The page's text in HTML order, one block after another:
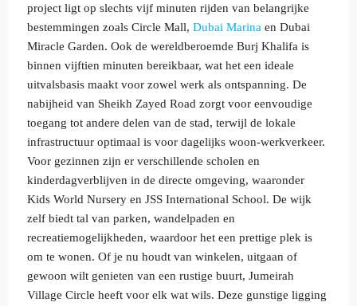
project ligt op slechts vijf minuten rijden van belangrijke
bestemmingen zoals Circle Mall, Dubai Marina en Dubai
Miracle Garden. Ook de wereldberoemde Burj Khalifa is
binnen vijftien minuten bereikbaar, wat het een ideale
uitvalsbasis maakt voor zowel werk als ontspanning. De
nabijheid van Sheikh Zayed Road zorgt voor eenvoudige
toegang tot andere delen van de stad, terwijl de lokale
infrastructuur optimaal is voor dagelijks woon-werkverkeer.
Voor gezinnen zijn er verschillende scholen en
kinderdagverblijven in de directe omgeving, waaronder
Kids World Nursery en JSS International School. De wijk
zelf biedt tal van parken, wandelpaden en
recreatiemogelijkheden, waardoor het een prettige plek is
om te wonen. Of je nu houdt van winkelen, uitgaan of
gewoon wilt genieten van een rustige buurt, Jumeirah
Village Circle heeft voor elk wat wils. Deze gunstige ligging